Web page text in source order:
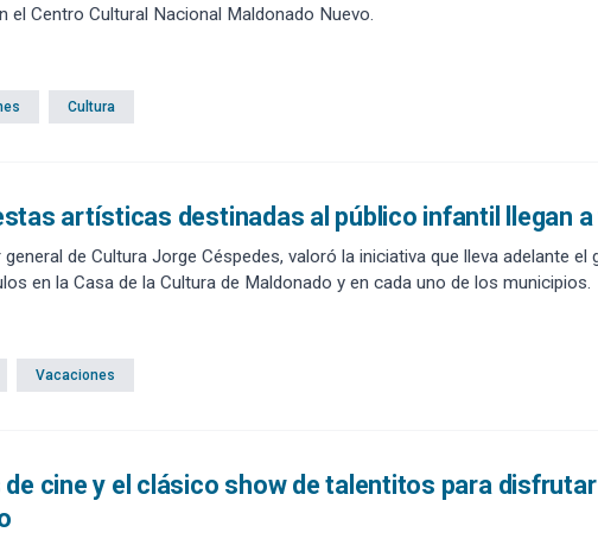
el Centro Cultural Nacional Maldonado Nuevo.
Cultura
artísticas destinadas al público infantil llegan
general de Cultura Jorge Céspedes, valoró la iniciativa que lleva adelante
en la Casa de la Cultura de Maldonado y en cada uno de los municipios.
Vacaciones
de cine y el clásico show de talentitos para